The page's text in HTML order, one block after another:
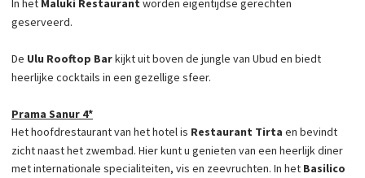
In het Maluki Restaurant worden eigentijdse gerechten
geserveerd.
De Ulu Rooftop Barkijkt uit boven de jungle van Ubud en biedt
heerlijke cocktails in een gezellige sfeer.
Prama Sanur 4*
Het hoofdrestaurant van het hotel is Restaurant Tirta en bevindt
zicht naast het zwembad. Hier kunt u genieten van een heerlijk diner
met internationale specialiteiten, vis en zeevruchten. In het Basilico